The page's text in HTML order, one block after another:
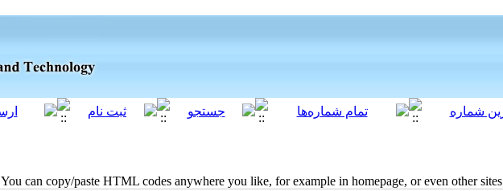
You can copy/paste HTML codes anywhere you like, for example in homepage, or even other sites